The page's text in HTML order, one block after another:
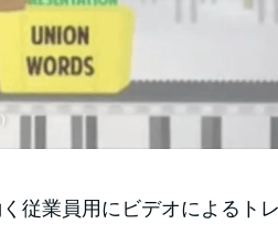
従業員用にビデオによるト